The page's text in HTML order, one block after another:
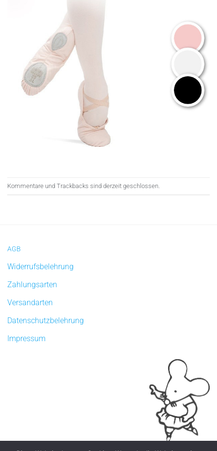
Kommentare und Trackbacks sind derzeit geschlossen.
AGB
Widerrufsbelehrung
Zahlungsarten
Versandarten
Datenschutzbelehrung
Impressum